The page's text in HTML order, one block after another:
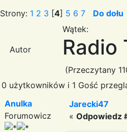
Strony: 1 2 3 [4] 5 6 7 Do dołu
Autor
Wątek:
Radio
(Przeczytany
0 użytkowników i 1 Gość
Anulka
Forumowicz
Jarecki47
« Odpowiedz